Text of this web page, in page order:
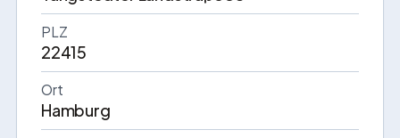
PLZ
22415
Ort
Hamburg